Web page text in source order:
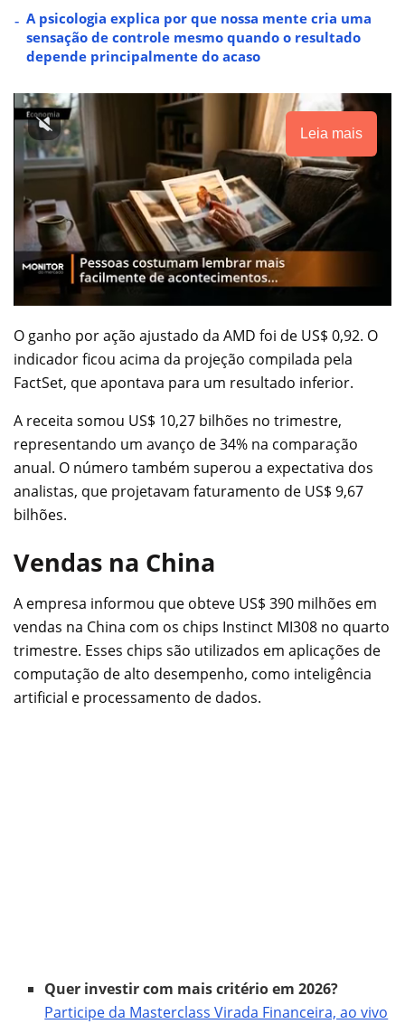
A psicologia explica por que nossa mente cria uma
sensação de controle mesmo quando o resultado
depende principalmente do acaso
Leia mais
O ganho por ação ajustado da AMD foi de US$ 0,92. O
indicador ficou acima da projeção compilada pela
FactSet, que apontava para um resultado inferior.
A receita somou US$ 10,27 bilhões no trimestre,
representando um avanço de 34% na comparação
anual. O número também superou a expectativa dos
analistas, que projetavam faturamento de US$ 9,67
bilhões.
Vendas na China
A empresa informou que obteve US$ 390 milhões em
vendas na China com os chips Instinct MI308 no quarto
trimestre. Esses chips são utilizados em aplicações de
computação de alto desempenho, como inteligência
artificial e processamento de dados.
Quer investir com mais critério em 2026?
Participe da Masterclass Virada Financeira, ao vivo